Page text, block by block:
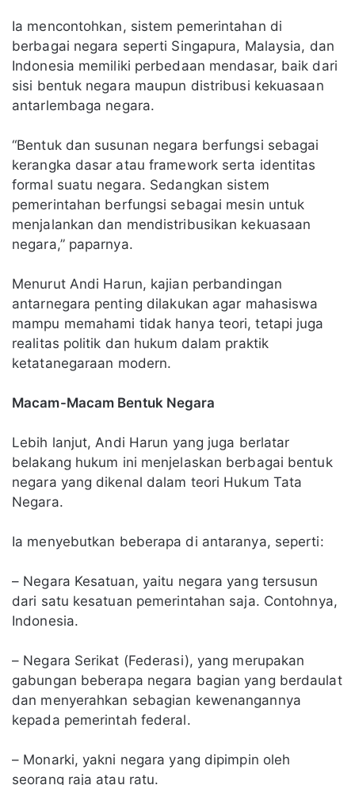
Ia mencontohkan, sistem pemerintahan di
berbagai negara seperti Singapura, Malaysia, dan
Indonesia memiliki perbedaan mendasar, baik dari
sisi bentuk negara maupun distribusi kekuasaan
antarlembaga negara.
“Bentuk dan susunan negara berfungsi sebagai
kerangka dasar atau framework serta identitas
formal suatu negara. Sedangkan sistem
pemerintahan berfungsi sebagai mesin untuk
menjalankan dan mendistribusikan kekuasaan
negara,” paparnya.
Menurut Andi Harun, kajian perbandingan
antarnegara penting dilakukan agar mahasiswa
mampu memahami tidak hanya teori, tetapi juga
realitas politik dan hukum dalam praktik
ketatanegaraan modern.
Macam-Macam Bentuk Negara
Lebih lanjut, Andi Harun yang juga berlatar
belakang hukum ini menjelaskan berbagai bentuk
negara yang dikenal dalam teori Hukum Tata
Negara.
Ia menyebutkan beberapa di antaranya, seperti:
– Negara Kesatuan, yaitu negara yang tersusun
dari satu kesatuan pemerintahan saja. Contohnya,
Indonesia.
– Negara Serikat (Federasi), yang merupakan
gabungan beberapa negara bagian yang berdaulat
dan menyerahkan sebagian kewenangannya
kepada pemerintah federal.
– Monarki, yakni negara yang dipimpin oleh
seorang raja atau ratu.